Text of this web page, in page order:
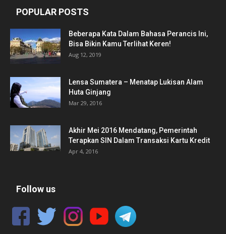
POPULAR POSTS
Beberapa Kata Dalam Bahasa Perancis Ini,
Bisa Bikin Kamu Terlihat Keren!
Aug 12, 2019
Lensa Sumatera – Menatap Lukisan Alam
Huta Ginjang
Mar 29, 2016
Akhir Mei 2016 Mendatang, Pemerintah
Terapkan SIN Dalam Transaksi Kartu Kredit
Apr 4, 2016
Follow us